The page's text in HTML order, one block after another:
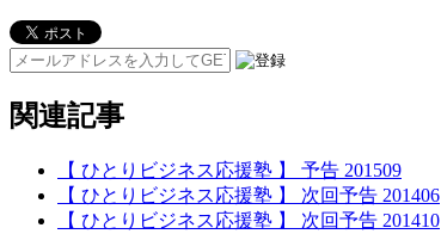
関連記事
【 ひとりビジネス応援塾 】 予告 201509
【 ひとりビジネス応援塾 】 次回予告 201406
【 ひとりビジネス応援塾 】 次回予告 201410